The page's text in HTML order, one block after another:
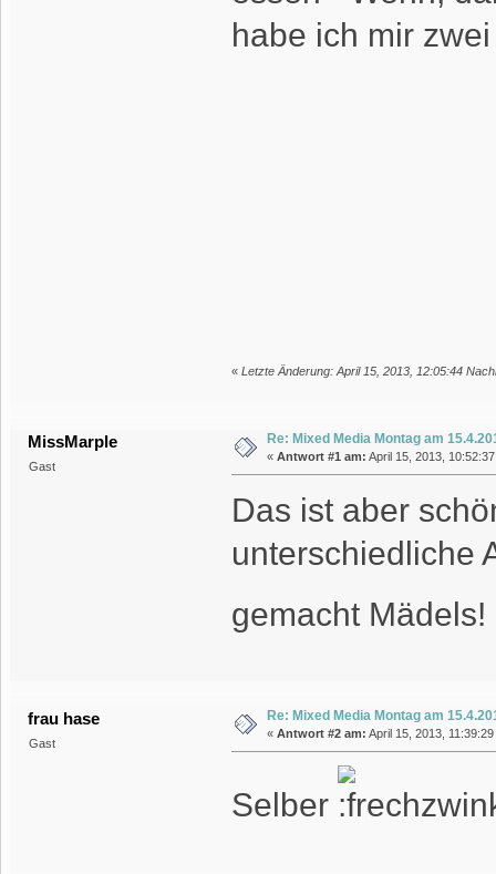
habe ich mir
« Letzte Änderung: April 15, 2013, 12:05:44
MissMarple
Gast
Re: Mixed Media Montag am
« Antwort #1 am: April 15, 2013,
Das ist aber
unterschiedliche
gemacht
frau hase
Gast
Re: Mixed Media Montag am
« Antwort #2 am: April 15, 2013,
Selber